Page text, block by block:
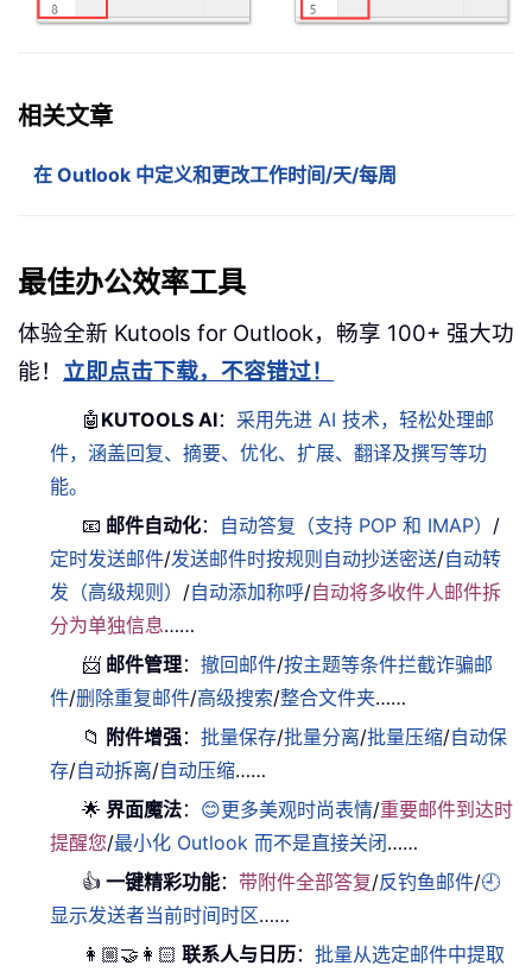
相关文章
在 Outlook 中定义和更改工作时间/天/每周
最佳办公效率工具
体验全新 Kutools for Outlook，畅享 100+ 强大功
能！ 立即点击下载，不容错过！
🤖 KUTOOLS AI： 采用先进 AI 技术，轻松处理邮
件，涵盖回复、摘要、优化、扩展、翻译及撰写等功
能。
📧 邮件自动化： 自动答复（支持 POP 和 IMAP） /
定时发送邮件/发送邮件时按规则自动抄送密送/自动转
发（高级规则） /自动添加称呼/自动将多收件人邮件拆
分为单独信息……
📨 邮件管理：撤回邮件/按主题等条件拦截诈骗邮
件/删除重复邮件/高级搜索/整合文件夹……
📁 附件增强：批量保存/批量分离/批量压缩/自动保
存/自动拆离/自动压缩……
🌟 界面魔法： 😊更多美观时尚表情/重要邮件到达时
提醒您/最小化 Outlook 而不是直接关闭……
👍 一键精彩功能：带附件全部答复/反钓鱼邮件/🕘
显示发送者当前时间时区……
👩🏼‍🤝‍👩🏻 联系人与日历：批量从选定邮件中提取